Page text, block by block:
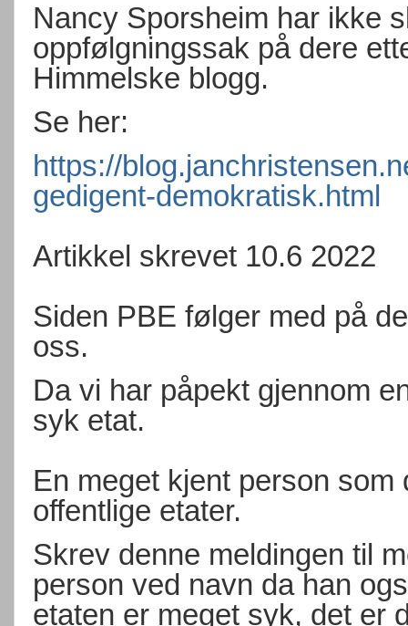
Nancy Sporsheim har ikke
oppfølgningssak på dere
Himmelske blogg.
Se her:
https://
gedigent-demokratisk.html
Artikkel skrevet 10.6 2022
Siden PBE følger med på
oss.
Da vi har påpekt gjennom
syk etat.
En meget kjent person
offentlige etater.
Skrev denne meldingen til
person ved navn da han
etaten er meget syk, det er